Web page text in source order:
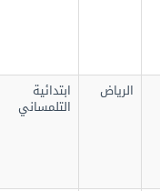
الرياض ابتدائية
التلمساني